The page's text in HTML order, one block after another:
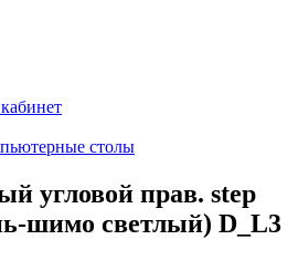
столы
угловой прав. step
шимо светлый) D_L3